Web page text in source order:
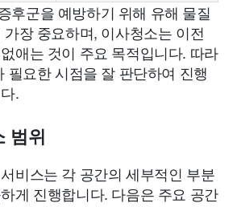
후군을 예방하기 위해 유해 물질
장 중요하며, 이사청소는 이전
애는 것이 주요 목적입니다. 따라
필요한 시점을 잘 판단하여 진행
.
범위
비스는 각 공간의 세부적인 부분
게 진행합니다. 다음은 주요 공간